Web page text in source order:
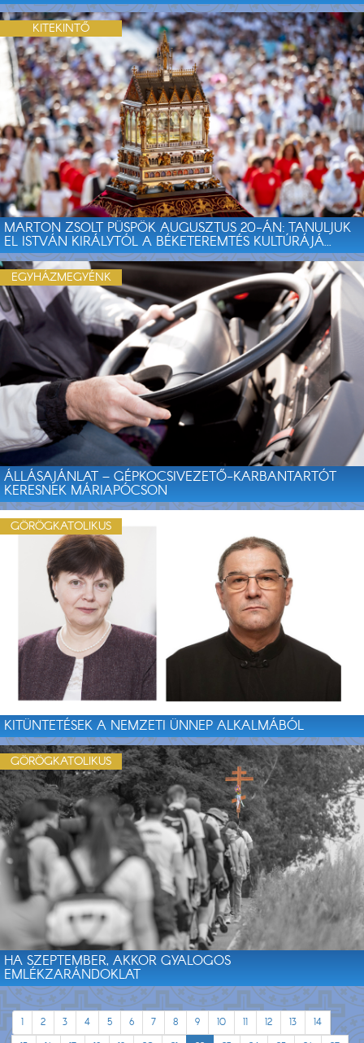
MARTON ZSOLT PÜSPÖK AUGUSZTUS 20-ÁN: TANULJUK
EL ISTVÁN KIRÁLYTÓL A BÉKETEREMTÉS KULTÚRÁJÁ...
KITEKINTŐ
ÁLLÁSAJÁNLAT – GÉPKOCSIVEZETŐ-KARBANTARTÓT
KERESNEK MÁRIAPÓCSON
EGYHÁZMEGYÉNK
KITÜNTETÉSEK A NEMZETI ÜNNEP ALKALMÁBÓL
GÖRÖGKATOLIKUS
HA SZEPTEMBER, AKKOR GYALOGOS
EMLÉKZARÁNDOKLAT
GÖRÖGKATOLIKUS
1 2 3 4 5 6 7 8 9 10 11 12 13
14